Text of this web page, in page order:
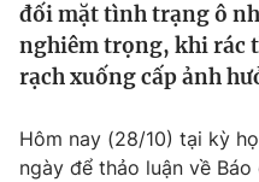
Thế giới
Tin tức
Câu chuyện quốc tế
Kinh tế
Tài chính
Dữ liệu và đời sống
đối mặt tình trạng ô
nghiêm trọng, khi rác
rạch xuống cấp ảnh
Hôm nay (28/10) tại kỳ
ngày để thảo luận về